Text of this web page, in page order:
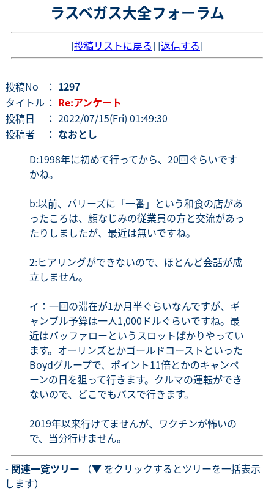
ラスベガス大全フォーラム
[投稿リストに戻る] [返信する]
投稿No ： 1297
タイトル ： Re:アンケート
投稿日
： 2022/07/15(Fri) 01:49:30
投稿者
： なおとし
D:1998年に初めて行ってから、20回ぐらいです
かね。
b:以前、バリーズに「一番」という和食の店があ
ったころは、顔なじみの従業員の方と交流があっ
たりしましたが、最近は無いですね。
2:ヒアリングができないので、ほとんど会話が成
立しません。
イ：一回の滞在が1か月半ぐらいなんですが、ギ
ャンブル予算は一人1,000ドルぐらいですね。最
近はバッファローというスロットばかりやってい
ます。オーリンズとかゴールドコーストといった
Boydグループで、ポイント11倍とかのキャンペ
ーンの日を狙って行きます。クルマの運転ができ
ないので、どこでもバスで行きます。
2019年以来行けてませんが、ワクチンが怖いの
で、当分行けません。
- 関連一覧ツリー （▼ をクリックするとツリーを一括表示
します）